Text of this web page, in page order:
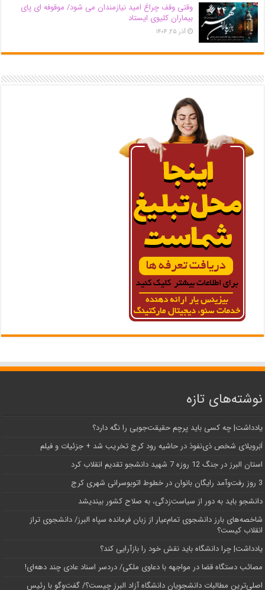
وقتی وقف چراغ امید نیازمندان می شود/ موقوفه ای پای
بیماران کلیوی ایستاد
آذر ۲۵, ۱۴۰۴
نوشته‌های تازه
یادداشت| ‌چه کسی باید پرچم حقیقت‌جویی را نگه دارد؟
اَبَر‌ویلای شخص ذی‌نفوذ در حاشیه‌ رود کرج تخریب شد + جزئیات و فیلم
استان البرز در جنگ 12 روزه 7 شهید دانشجو تقدیم انقلاب کرد
3 روز رفت‌وآمد رایگان بانوان در خطوط اتوبوسرانی شهری کرج
دانشجو باید به دور از سیاست‌زدگی، به صلاح کشور بیندیشد
شاخصه‌های بارز دانشجوی تمام‌عیار از زبان فرمانده سپاه البرز/ دانشجوی تراز
انقلاب کیست؟
یادداشت| چرا دانشگاه باید نقش خود را بازآرایی کند؟
مصائب دستگاه قضا در مواجهه با دعاوی ملکی/ دردسر اسناد عادی چند‌ دهه‌ای!
اصلی‌ترین مطالبات دانشجویان دانشگاه آزاد البرز چیست؟/ گفت‌وگو با رئیس